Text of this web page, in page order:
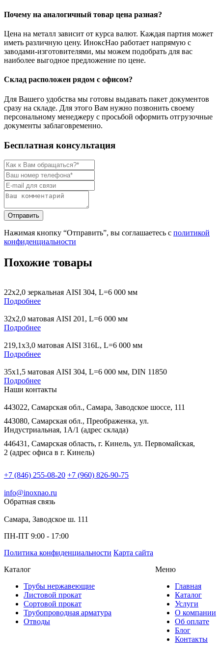
Почему на аналогичный товар цена разная?
Цена на металл зависит от курса валют. Каждая партия может
иметь различную цену. ИноксНао работает напрямую с
заводами-изготовителями, мы можем подобрать для вас
наиболее выгодное предложение по цене.
Склад расположен рядом с офисом?
Для Вашего удобства мы готовы выдавать пакет документов
сразу на складе. Для этого Вам нужно позвонить своему
персональному менеджеру с просьбой оформить отгрузочные
документы заблаговременно.
Бесплатная консультация
Нажимая кнопку “Отправить”, вы соглашаетесь с политикой
конфиденциальности
Похожие товары
22х2,0 зеркальная AISI 304, L=6 000 мм
Подробнее
32х2,0 матовая AISI 201, L=6 000 мм
Подробнее
219,1х3,0 матовая AISI 316L, L=6 000 мм
Подробнее
35х1,5 матовая AISI 304, L=6 000 мм, DIN 11850
Подробнее
Наши контакты
443022, Самарская обл., Самара, Заводское шоссе, 111
443080, Самарская обл., Преображенка, ул.
Индустриальная, 1А/1 (адрес склада)
446431, Самарская область, г. Кинель, ул. Первомайская,
2 (адрес офиса в г. Кинель)
+7 (846) 255-08-20 +7 (960) 826-90-75
info@inoxnao.ru
Обратная связь
Самара, Заводское ш. 111
ПН-ПТ 9:00 - 17:00
Политика конфиденциальности Карта сайта
Каталог
Трубы нержавеющие
Листовой прокат
Сортовой прокат
Трубопроводная арматура
Отводы
Меню
Главная
Каталог
Услуги
О компании
Об оплате
Блог
Контакты